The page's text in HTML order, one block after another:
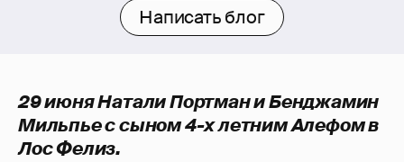
Написать блог
29 июня Натали Портман и Бенджамин
Мильпье с сыном 4-х летним Алефом в
Лос Фелиз.